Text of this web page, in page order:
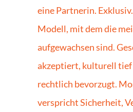
eine Partnerin.
Modell, mit dem die
aufgewachsen sind.
akzeptiert, kulturell
rechtlich bevorzugt.
verspricht Sicherheit,